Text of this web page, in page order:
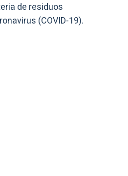
de residuos
(COVID-19).